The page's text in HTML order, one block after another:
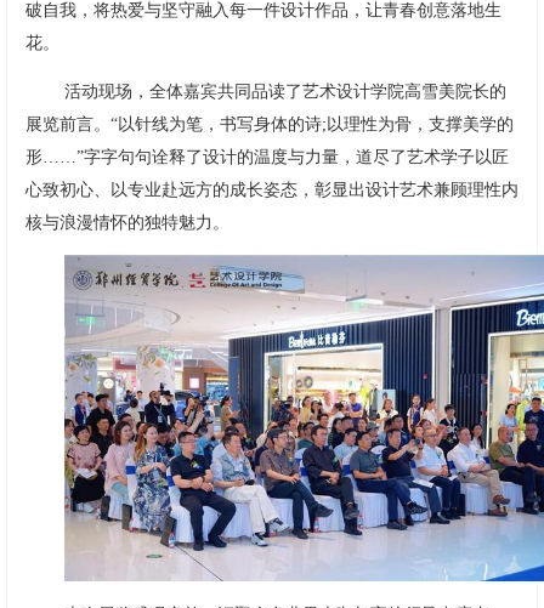
破自我，将热爱与坚守融入每一件设计作品，让青春创意落地生
花。
活动现场，全体嘉宾共同品读了艺术设计学院高雪美院长的
展览前言。“以针线为笔，书写身体的诗;以理性为骨，支撑美学的
形……”字字句句诠释了设计的温度与力量，道尽了艺术学子以匠
心致初心、以专业赴远方的成长姿态，彰显出设计艺术兼顾理性内
核与浪漫情怀的独特魅力。